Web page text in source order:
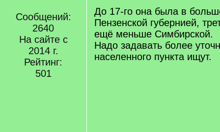
Сообщений:
2640
На сайте с
2014 г.
Рейтинг:
501
q
До 17-го она была в
Пензенской губернией,
ещё меньше Симбирской.
Надо задавать более
населенного пункта ищут.